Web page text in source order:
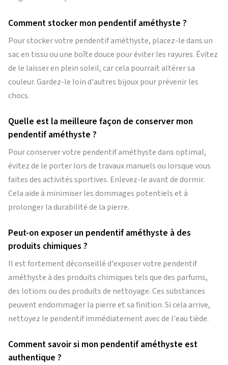
Comment stocker mon pendentif améthyste ?
Pour stocker votre pendentif améthyste, placez-le dans un
sac en tissu ou une boîte douce pour éviter les rayures. Évitez
de le laisser en plein soleil, car cela pourrait altérer sa
couleur. Gardez-le loin d'autres bijoux pour prévenir les
chocs.
Quelle est la meilleure façon de conserver mon
pendentif améthyste ?
Pour conserver votre pendentif améthyste dans optimal,
évitez de le porter lors de travaux manuels ou lorsque vous
faites des activités sportives. Enlevez-le avant de dormir.
Cela aide à minimiser les dommages potentiels et à
prolonger la durabilité de la pierre.
Peut-on exposer un pendentif améthyste à des
produits chimiques ?
Il est fortement déconseillé d'exposer votre pendentif
améthyste à des produits chimiques tels que des parfums,
des lotions ou des produits de nettoyage. Ces substances
peuvent endommager la pierre et sa finition. Si cela arrive,
nettoyez le pendentif immédiatement avec de l'eau tiède.
Comment savoir si mon pendentif améthyste est
authentique ?